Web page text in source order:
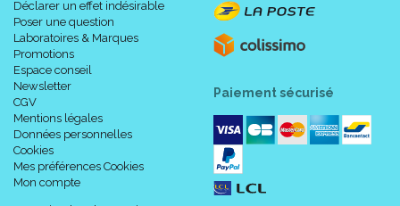
Déclarer un effet indésirable
Poser une question
Laboratoires & Marques
Promotions
Espace conseil
Newsletter
CGV
Mentions légales
Données personnelles
Cookies
Mes préférences Cookies
Mon compte
Paiement sécurisé